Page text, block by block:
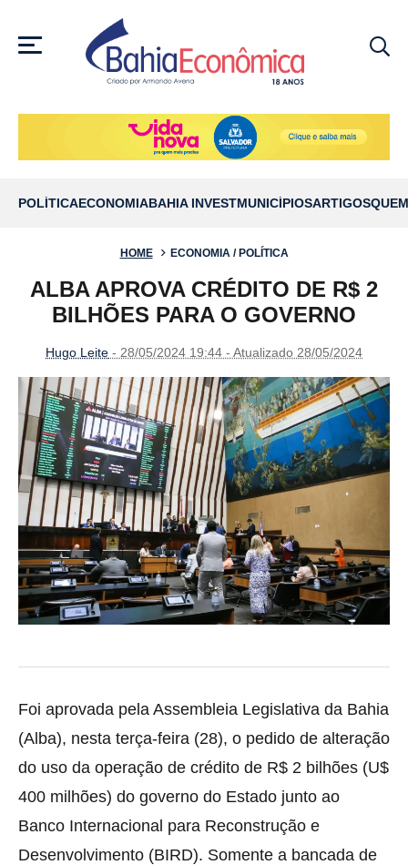
MENU
POLÍTICAECONOMIABAHIA INVESTMUNICÍPIOSARTIGOS
HOME ECONOMIA / POLÍTICA
ALBA APROVA CRÉDITO DE R$ 2
BILHÕES PARA O GOVERNO
Hugo Leite - 28/05/2024 19:44 - Atualizado 28/05/2024
Foi aprovada pela Assembleia Legislativa da Bahia
(Alba), nesta terça-feira (28), o pedido de alteração
do uso da operação de crédito de R$ 2 bilhões (U$
400 milhões) do governo do Estado junto ao
Banco Internacional para Reconstrução e
Desenvolvimento (BIRD). Somente a bancada de